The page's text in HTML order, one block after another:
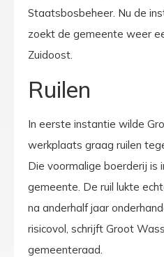
Staatsbosbeheer. Nu de
zoekt de gemeente weer
Zuidoost.
Ruilen
In eerste instantie wilde
werkplaats graag ruilen
Die voormalige boerderij is
gemeente. De ruil lukte
na anderhalf jaar
risicovol, schrijft Groot
gemeenteraad.